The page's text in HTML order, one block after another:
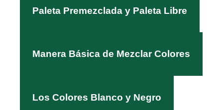
Paleta Premezclada y Paleta Libre
Manera Básica de Mezclar Colores
Los Colores Blanco y Negro